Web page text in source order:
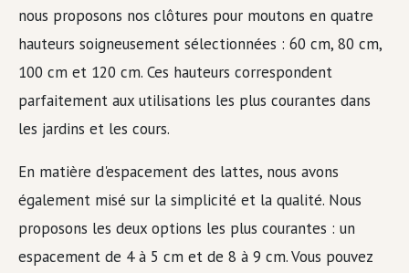
nous proposons nos clôtures pour moutons en quatre
hauteurs soigneusement sélectionnées : 60 cm, 80 cm,
100 cm et 120 cm. Ces hauteurs correspondent
parfaitement aux utilisations les plus courantes dans
les jardins et les cours.
En matière d'espacement des lattes, nous avons
également misé sur la simplicité et la qualité. Nous
proposons les deux options les plus courantes : un
espacement de 4 à 5 cm et de 8 à 9 cm. Vous pouvez